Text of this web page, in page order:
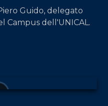
Guido, delegato
Campus dell'UNICAL.